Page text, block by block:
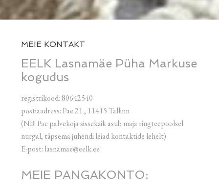
MEIE KONTAKT
EELK Lasnamäe Püha Markuse
kogudus
registrikood: 80642540
postiaadress: Pae 21 , 11415 Tallinn
(NB! Pae palvekoja sissekäik asub maja ringteepoolsel
nurgal, täpsema juhendi leiad kontaktide lehelt)
E-post: lasnamae@eelk.ee
MEIE PANGAKONTO: